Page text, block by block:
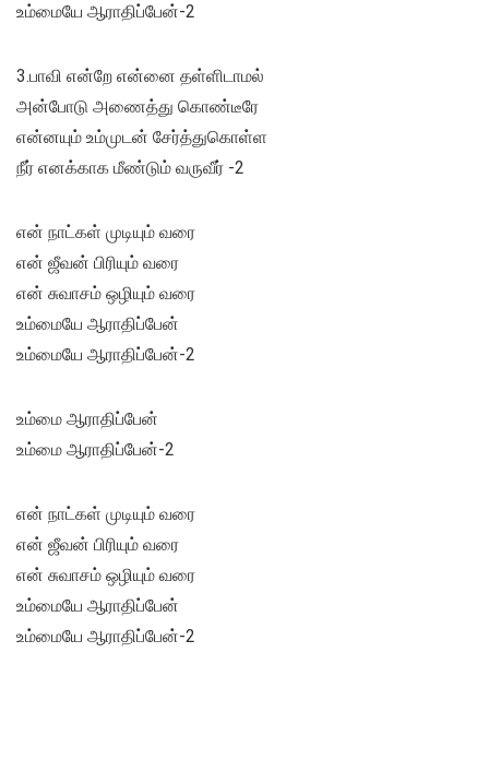
உம்மையே ஆராதிப்பேன்-2
3.பாவி என்றே என்னை தள்ளிடாமல்
அன்போடு அணைத்து கொண்டீரே
என்னயும் உம்முடன் சேர்த்துகொள்ள
நீர் எனக்காக மீண்டும் வருவீர் -2
என் நாட்கள் முடியும் வரை
என் ஜீவன் பிரியும் வரை
என் சுவாசம் ஒழியும் வரை
உம்மையே ஆராதிப்பேன்
உம்மையே ஆராதிப்பேன்-2
உம்மை ஆராதிப்பேன்
உம்மை ஆராதிப்பேன்-2
என் நாட்கள் முடியும் வரை
என் ஜீவன் பிரியும் வரை
என் சுவாசம் ஒழியும் வரை
உம்மையே ஆராதிப்பேன்
உம்மையே ஆராதிப்பேன்-2